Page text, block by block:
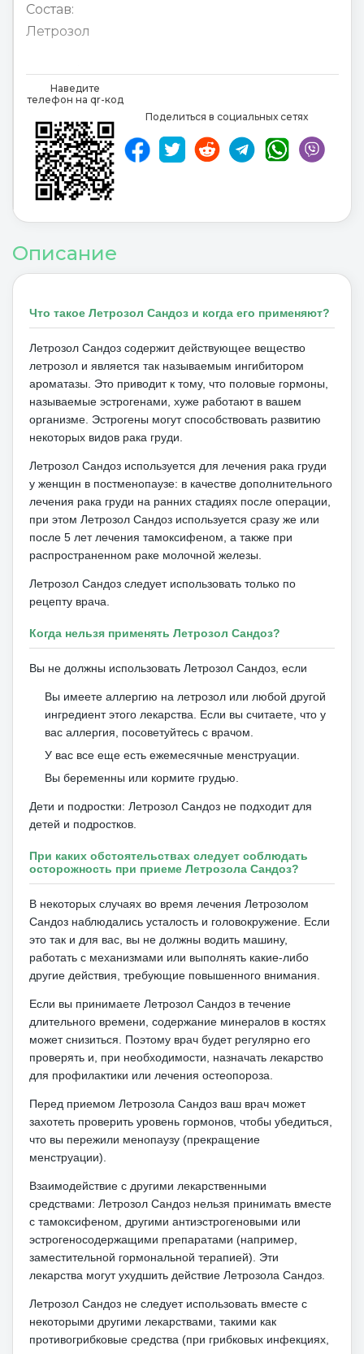
Состав:
Летрозол
Letrozol,
Наведите
телефон на qr-код
Поделиться в социальных сетях
Описание
Что такое Летрозол Сандоз и когда его применяют?
Летрозол Сандоз содержит действующее вещество
летрозол и является так называемым ингибитором
ароматазы. Это приводит к тому, что половые гормоны,
называемые эстрогенами, хуже работают в вашем
организме. Эстрогены могут способствовать развитию
некоторых видов рака груди.
Летрозол Сандоз используется для лечения рака груди
у женщин в постменопаузе: в качестве дополнительного
лечения рака груди на ранних стадиях после операции,
при этом Летрозол Сандоз используется сразу же или
после 5 лет лечения тамоксифеном, а также при
распространенном раке молочной железы.
Летрозол Сандоз следует использовать только по
рецепту врача.
Когда нельзя применять Летрозол Сандоз?
Вы не должны использовать Летрозол Сандоз, если
Вы имеете аллергию на летрозол или любой другой
ингредиент этого лекарства. Если вы считаете, что у
вас аллергия, посоветуйтесь с врачом.
У вас все еще есть ежемесячные менструации.
Вы беременны или кормите грудью.
Дети и подростки: Летрозол Сандоз не подходит для
детей и подростков.
При каких обстоятельствах следует соблюдать
осторожность при приеме Летрозола Сандоз?
В некоторых случаях во время лечения Летрозолом
Сандоз наблюдались усталость и головокружение. Если
это так и для вас, вы не должны водить машину,
работать с механизмами или выполнять какие-либо
другие действия, требующие повышенного внимания.
Если вы принимаете Летрозол Сандоз в течение
длительного времени, содержание минералов в костях
может снизиться. Поэтому врач будет регулярно его
проверять и, при необходимости, назначать лекарство
для профилактики или лечения остеопороза.
Перед приемом Летрозола Сандоз ваш врач может
захотеть проверить уровень гормонов, чтобы убедиться,
что вы пережили менопаузу (прекращение
менструации).
Взаимодействие с другими лекарственными
средствами: Летрозол Сандоз нельзя принимать вместе
с тамоксифеном, другими антиэстрогеновыми или
эстрогеносодержащими препаратами (например,
заместительной гормональной терапией). Эти
лекарства могут ухудшить действие Летрозола Сандоз.
Летрозол Сандоз не следует использовать вместе с
некоторыми другими лекарствами, такими как
противогрибковые средства (при грибковых инфекциях,